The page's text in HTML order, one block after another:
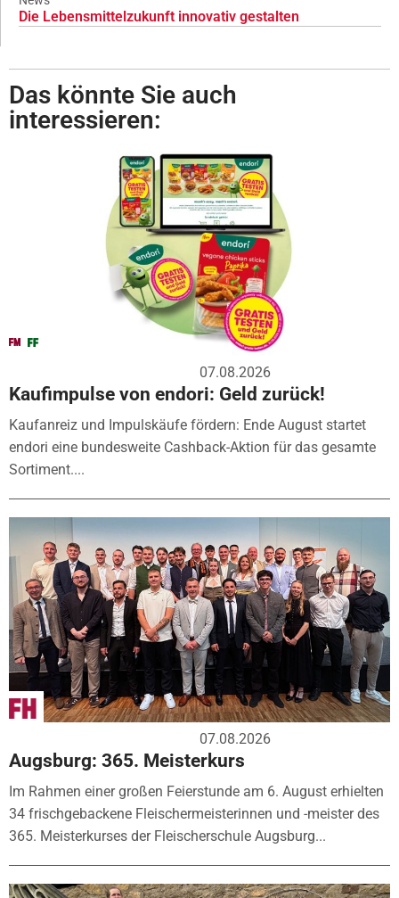
Die Lebensmittelzukunft innovativ gestalten
Das könnte Sie auch
interessieren:
07.08.2026
Kaufimpulse von endori: Geld zurück!
Kaufanreiz und Impulskäufe fördern: Ende August startet
endori eine bundesweite Cashback-Aktion für das gesamte
Sortiment....
07.08.2026
Augsburg: 365. Meisterkurs
Im Rahmen einer großen Feierstunde am 6. August erhielten
34 frischgebackene Fleischermeisterinnen und -meister des
365. Meisterkurses der Fleischerschule Augsburg...